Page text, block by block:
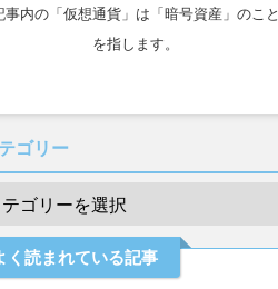
事内の「仮想通貨」は「暗号資産」のこと
を指します。
ゴリー
く読まれている記事